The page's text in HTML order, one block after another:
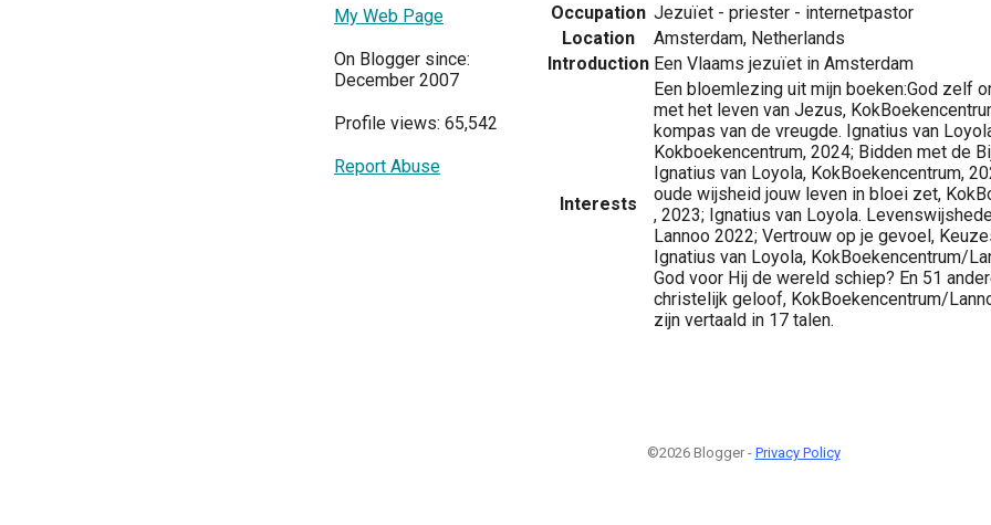
My Web Page
On Blogger since:
December 2007
Profile views: 65,542
Report Abuse
Occupation Jezuïet - priester - internetpastor
Location
Amsterdam, Netherlands
Introduction Een Vlaams jezuïet in Amsterdam
Interests
Een bloemlezing uit mijn boeken:God zelf
met het leven van Jezus,
kompas van de vreugde. Ignatius van
Kokboekencentrum, 2024; Bidden met de
Ignatius van Loyola, KokBoekencentrum,
oude wijsheid jouw leven in bloei zet,
, 2023; Ignatius van Loyola.
Lannoo 2022; Vertrouw op je gevoel,
Ignatius van Loyola, KokBoekencentrum/
God voor Hij de wereld schiep? En 51
christelijk geloof, KokBoekencentrum/
zijn vertaald in 17 talen.
©2026 Blogger - Privacy Policy